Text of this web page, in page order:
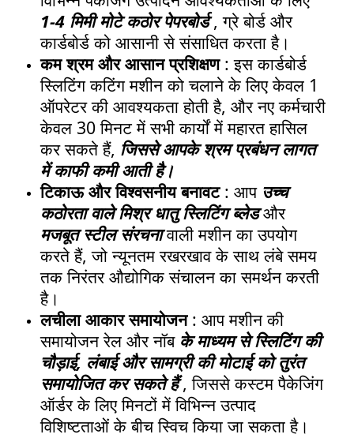
1-4 मिमी मोटे कठोर पेपरबोर्ड, ग्रे बोर्ड और
कार्डबोर्ड को आसानी से संसाधित करता है।
कम श्रम और आसान प्रशिक्षण: इस कार्डबोर्ड
स्लिटिंग कटिंग मशीन को चलाने के लिए केवल 1
ऑपरेटर की आवश्यकता होती है, और नए कर्मचारी
केवल 30 मिनट में सभी कार्यों में महारत हासिल
कर सकते हैं, जिससे आपके श्रम प्रबंधन लागत
में काफी कमी आती है।
टिकाऊ और विश्वसनीय बनावट: आप उच्च
कठोरता वाले मिश्र धातु स्लिटिंग ब्लेडऔर
मजबूत स्टील संरचनावाली मशीन का उपयोग
करते हैं, जो न्यूनतम रखरखाव के साथ लंबे समय
तक निरंतर औद्योगिक संचालन का समर्थन करती
है।
लचीला आकार समायोजन: आप मशीन की
समायोजन रेल और नॉब के माध्यम से स्लिटिंग की
चौड़ाई, लंबाई और सामग्री की मोटाई को तुरंत
समायोजित कर सकते हैं, जिससे कस्टम पैकेजिंग
ऑर्डर के लिए मिनटों में विभिन्न उत्पाद
विशिष्टताओं के बीच स्विच किया जा सकता है।